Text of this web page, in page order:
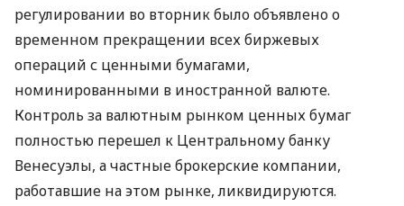
регулировании во вторник было объявлено о
временном прекращении всех биржевых
операций с ценными бумагами,
номинированными в иностранной валюте.
Контроль за валютным рынком ценных бумаг
полностью перешел к Центральному банку
Венесуэлы, а частные брокерские компании,
работавшие на этом рынке, ликвидируются.